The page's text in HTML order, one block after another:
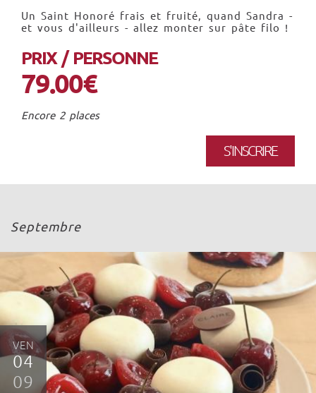
Un Saint Honoré frais et fruité, quand Sandra -
et vous d'ailleurs - allez monter sur pâte filo !
PRIX / PERSONNE
79.00€
Encore 2 places
S'INSCRIRE
Septembre
VEN
04
09